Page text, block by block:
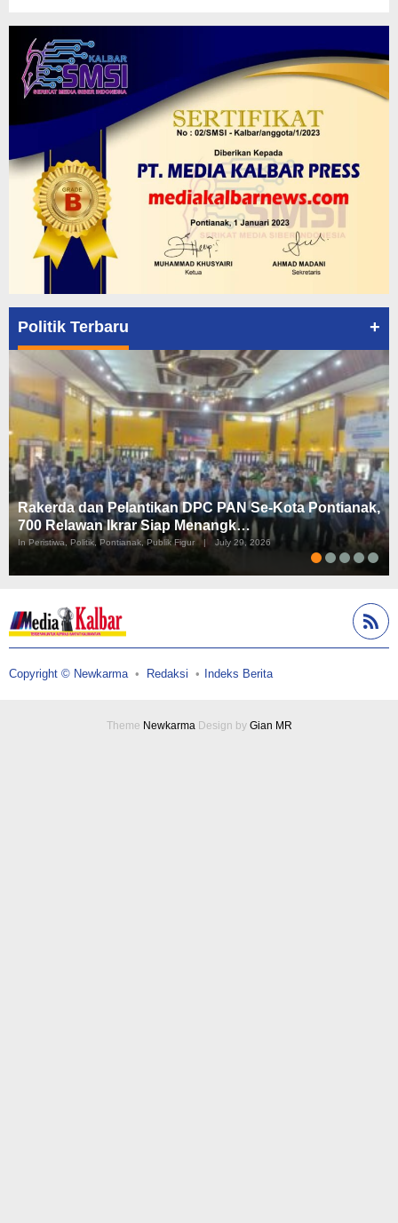
Politik Terbaru +
Rakerda dan Pelantikan DPC PAN Se-Kota Pontianak,
700 Relawan Ikrar Siap Menangk…
In Peristiwa, Politik, Pontianak, Publik Figur July 29, 2026
Copyright © Newkarma Redaksi Indeks Berita
Theme NewkarmaDesign by Gian MR